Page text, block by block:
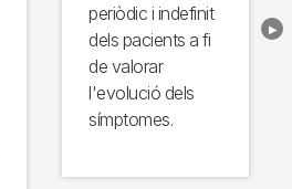
periòdic i indefinit
dels pacients a fi
de valorar
l'evolució dels
símptomes.